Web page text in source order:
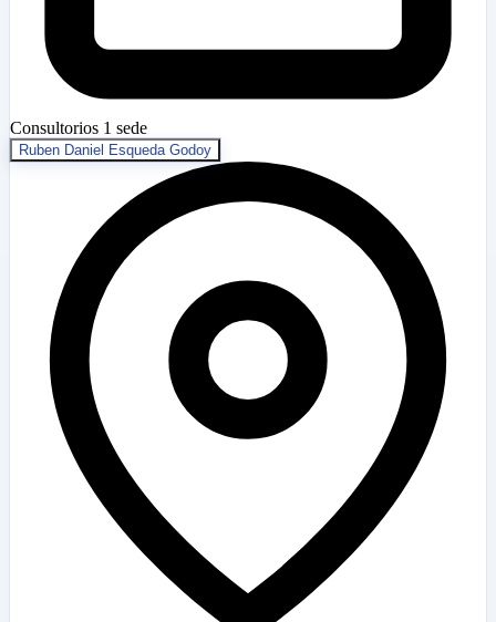
Consultorios 1 sede
Ruben Daniel Esqueda Godoy